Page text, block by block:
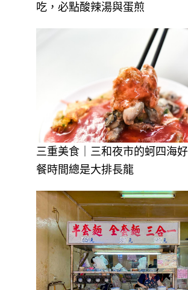
吃，必點酸辣湯與蛋煎
三重美食｜三和夜市的蚵四海
餐時間總是大排長龍